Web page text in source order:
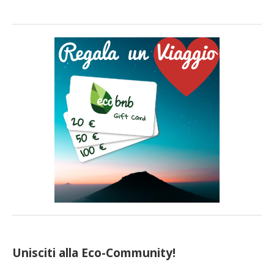
Unisciti alla Eco-Community!